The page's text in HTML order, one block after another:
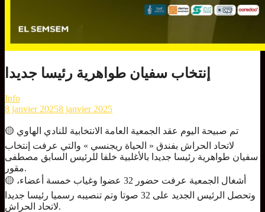
إنتخاب سفيان طواهرية رئيسا جديدا
Info
8 janvier 20258 janvier 2025
🟡 تم صبيحة اليوم عقد الجمعية العامة الانتخابية للنادي الهاوي
لاتحاد الحراش بفندق « الحياة ريجنسي » والتي عرفت إنتخاب
سفيان طواهرية رئيسا جديدا بالأغلبية خلفا للرئيس السابق مصطفى
مقور.
🟡 أشغال الجمعية عرفت حضور 32 عضوا وغياب خمسة أعضاء،
وتحصل الرئيس الجديد على 32 صوتا وتم تنصيبه رسميا رئيسا جديدا
لاتحاد الحراش.